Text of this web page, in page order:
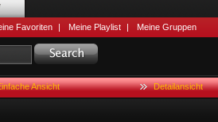
Favoriten | Meine Playlist | Meine Gruppen
Ansicht Detailansicht